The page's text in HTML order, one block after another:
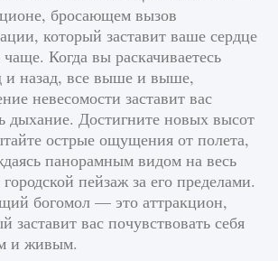
статус сервера Delta Force
1 286 0 0
бросающем вызов
который заставит ваше сердце
чаще. Когда вы раскачиваетесь
и назад, все выше и выше,
невесомости заставит вас
дыхание. Достигните новых высот
острые ощущения от полета,
панорамным видом на весь
пейзаж за его пределами.
богомол — это аттракцион,
заставит вас почувствовать себя
и живым.